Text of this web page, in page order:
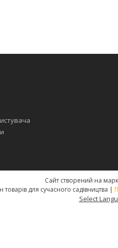
Сайт створений на
SEKATOR.net - магазин товарів для сучасного садівництва |
Select